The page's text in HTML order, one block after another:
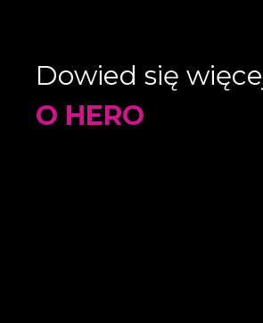
Dowied się
O HERO